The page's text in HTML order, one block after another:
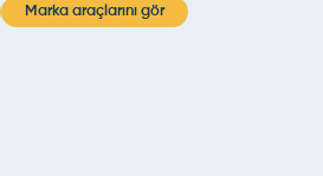
Marka araçlarını gör